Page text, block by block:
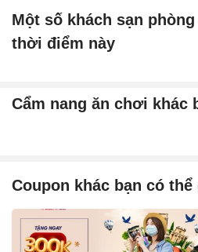
Một số khách sạn
thời điểm này
Cẩm nang ăn chơi khác
Coupon khác bạn có thể